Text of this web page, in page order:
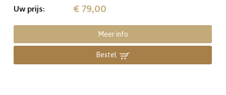
Uw prijs: € 79,00
Meer info
Bestel